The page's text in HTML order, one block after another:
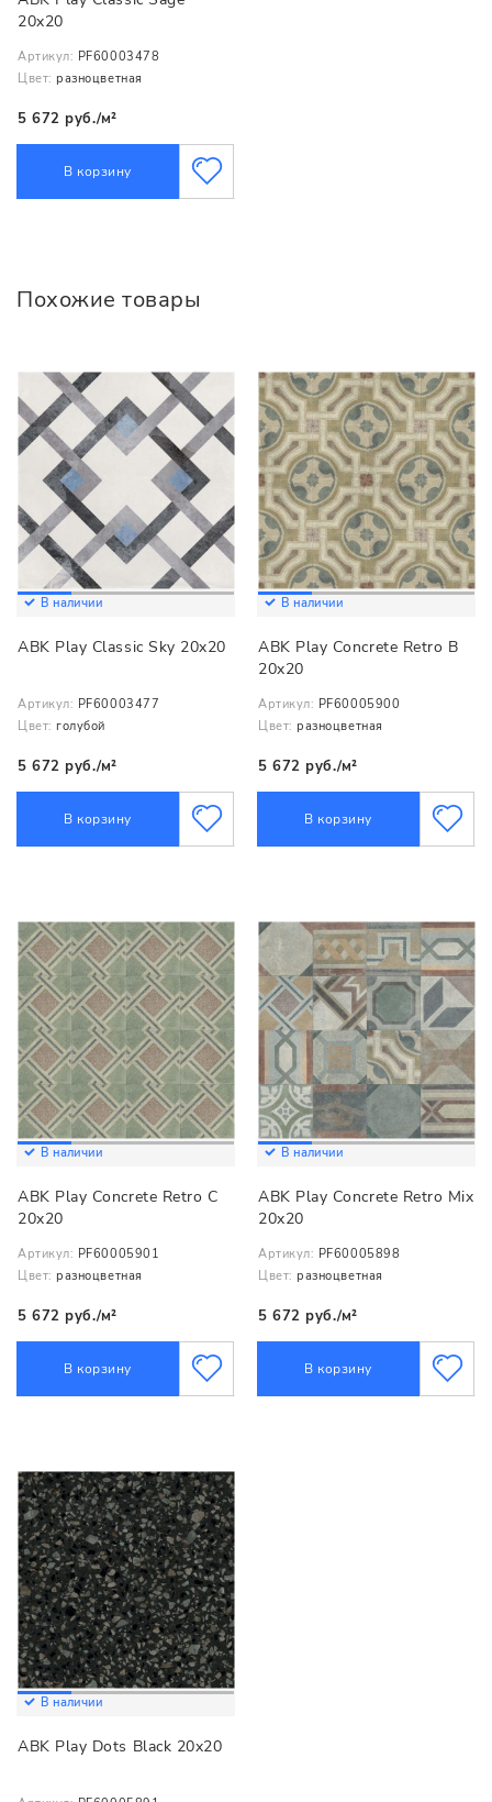
20x20
Артикул: PF60003478
Цвет: разноцветная
5 672 руб./м²
В корзину
Похожие товары
В наличии
ABK Play Classic Sky 20x20
Артикул: PF60003477
Цвет: голубой
5 672 руб./м²
В корзину
В наличии
ABK Play Concrete Retro B
20x20
Артикул: PF60005900
Цвет: разноцветная
5 672 руб./м²
В корзину
В наличии
ABK Play Concrete Retro C
20x20
Артикул: PF60005901
Цвет: разноцветная
5 672 руб./м²
В корзину
В наличии
ABK Play Concrete Retro Mix
20x20
Артикул: PF60005898
Цвет: разноцветная
5 672 руб./м²
В корзину
В наличии
ABK Play Dots Black 20x20